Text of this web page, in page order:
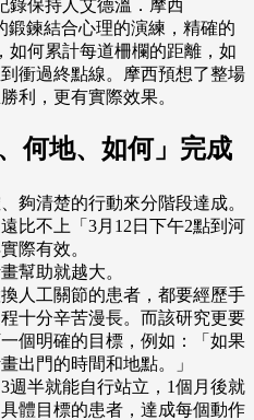
錄保持人艾德溫．摩西
鍛鍊結合心理的演練，精確的
如何累計每道柵欄的距離，如
衝過終點線。摩西預想了整場
利，更有實際效果。
何地、如何」完成
夠清楚的行動來分階段達成。
比不上「3月12日下午2點到河
際有效。
幫助就越大。
人工關節的患者，都要經歷手
十分辛苦漫長。而該研究更要
個明確的目標，例如：「如果
出門的時間和地點。」
週半就能自行站立，1個月後就
體目標的患者，達成每個動作